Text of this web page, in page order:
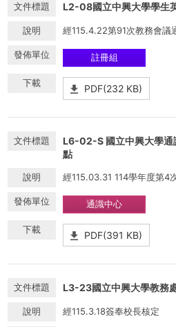
L2-08國立中興大學學生
經115.4.22第91次教務會議
註冊組
PDF(232 KB)
L6-02-S 國立中興大學通
點
經115.03.31 114學年度第4
通識中心
PDF(391 KB)
L3-23國立中興大學教務
經115.3.18簽奉校長核定